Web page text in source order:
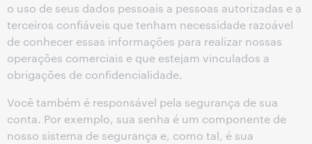
o uso de seus dados pessoais a pessoas autorizadas e a
terceiros confiáveis que tenham necessidade razoável
de conhecer essas informações para realizar nossas
operações comerciais e que estejam vinculados a
obrigações de confidencialidade.
Você também é responsável pela segurança de sua
conta. Por exemplo, sua senha é um componente de
nosso sistema de segurança e, como tal, é sua